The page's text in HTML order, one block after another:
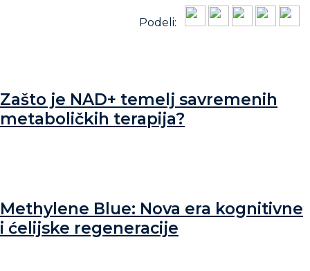
Podeli:
Zašto je NAD+ temelj savremenih
metaboličkih terapija?
Methylene Blue: Nova era kognitivne
i ćelijske regeneracije